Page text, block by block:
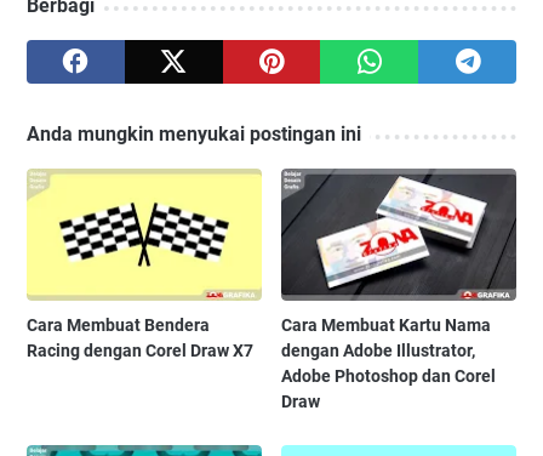
Berbagi
Anda mungkin menyukai postingan ini
Cara Membuat Bendera
Racing dengan Corel Draw X7
Cara Membuat Kartu Nama
dengan Adobe Illustrator,
Adobe Photoshop dan Corel
Draw